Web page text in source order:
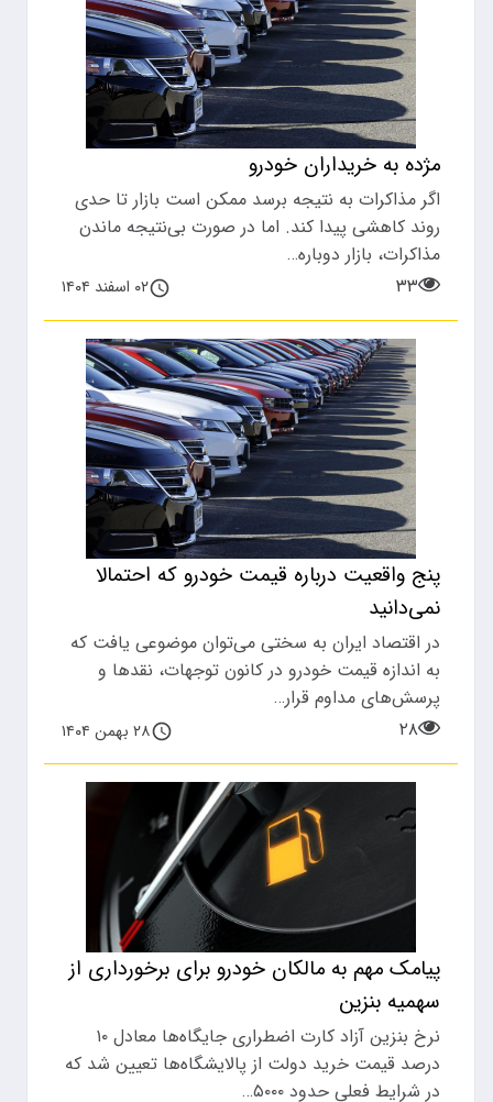
مژده به خریداران خودرو
اگر مذاکرات به نتیجه برسد ممکن است بازار تا حدی
روند کاهشی پیدا کند. اما در صورت بی‌نتیجه ماندن
مذاکرات، بازار دوباره…
۳۳
۰۲ اسفند ۱۴۰۴
پنج واقعیت درباره قیمت خودرو که احتمالا
نمی‌دانید
در اقتصاد ایران به سختی می‌توان موضوعی یافت که
به اندازه قیمت خودرو در کانون توجهات، نقد‌ها و
پرسش‌های مداوم قرار…
۲۸
۲۸ بهمن ۱۴۰۴
پیامک مهم به مالکان خودرو برای برخورداری از
سهمیه بنزین
نرخ بنزین آزاد کارت اضطراری جایگاه‌ها معادل ۱۰
درصد قیمت خرید دولت از پالایشگاه‌ها تعیین شد که
در شرایط فعلی حدود ۵۰۰۰…